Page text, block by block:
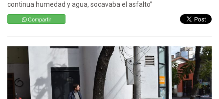
continua humedad y agua, socavaba el asfalto”
Compartir